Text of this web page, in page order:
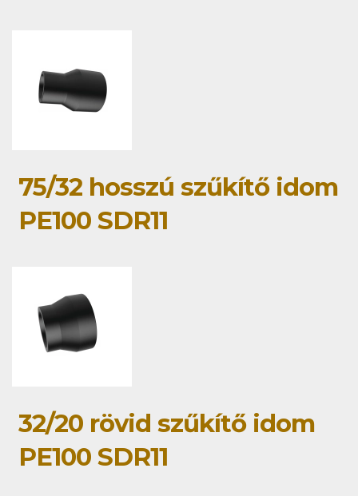
75/32 hosszú szűkítő idom
PE100 SDR11
32/20 rövid szűkítő idom
PE100 SDR11